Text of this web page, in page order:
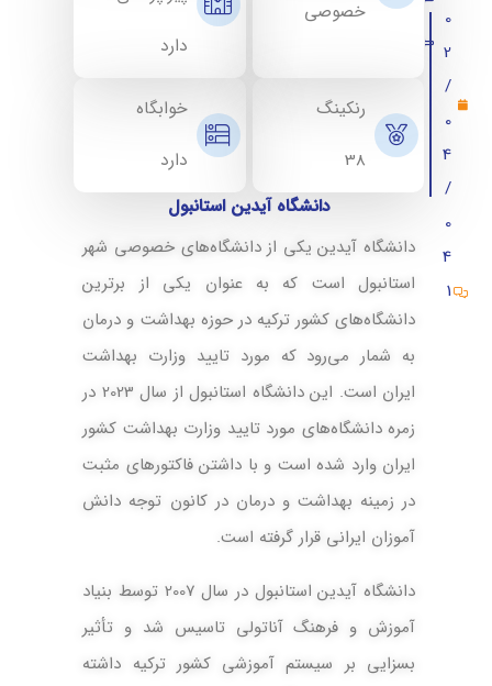
0
2
/
0
4
/
0
4
1
برنامه تبادل دانشجویی آیدین استانبول
شرایط پذیرش دانشگاه آیدین
مدارک مورد نیاز برای ثبت نام در دانشگاه آیدین
آدرس دانشگاه آیدین استانبول
تصاویر دانشگاه آیدین استانبول
شرایط تحصیل پزشکی در دانشگاه آیدین
دانشگاه ایدین فیزیوتراپی
تحصیل کارشناسی ارشد دانشگاه آیدین استانبول
تحصیل دکتری در دانشگاه Aydın Üniversites
شهریه با بورس یوس لرن دانشگاه آیدین استانبول 2026-2025
شهریه پزشکی دانشگاه آیدین استانبول
شهریه دندانپزشکی دانشگاه آیدین استانبول
خصوصی
دارد
رنکینگ
38
خوابگاه
دارد
دانشگاه آیدین استانبول
دانشگاه آیدین یکی از دانشگاه‌های خصوصی شهر
استانبول است که به عنوان یکی از برترین
دانشگاه‌های کشور ترکیه در حوزه بهداشت و درمان
به شمار می‌رود که مورد تایید وزارت بهداشت
ایران است. این دانشگاه استانبول از سال 2023 در
زمره دانشگاه‌های مورد تایید وزارت بهداشت کشور
ایران وارد شده است و با داشتن فاکتورهای مثبت
در زمینه بهداشت و درمان در کانون توجه دانش
آموزان ایرانی قرار گرفته است.
دانشگاه آیدین استانبول در سال 2007 توسط بنیاد
آموزش و فرهنگ آناتولی تاسیس شد و تأثیر
بسزایی بر سیستم آموزشی کشور ترکیه داشته